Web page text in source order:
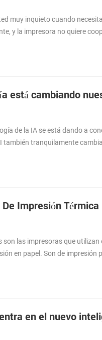
muy inquieto cuando
y la impresora no quiere
de la IA se está dando a
también tranquilamente
Impresión Térmica
son las impresoras que utilizan
en papel. Son de impresión